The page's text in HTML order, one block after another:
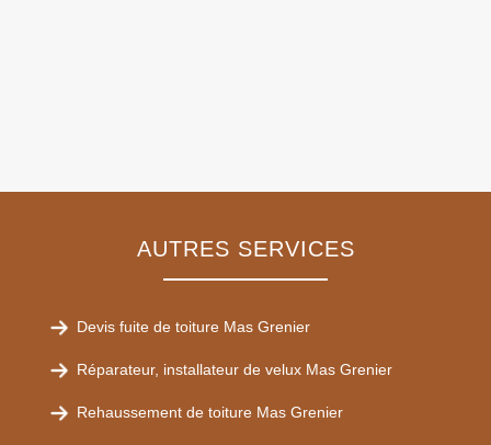
AUTRES SERVICES
Devis fuite de toiture Mas Grenier
Réparateur, installateur de velux Mas Grenier
Rehaussement de toiture Mas Grenier